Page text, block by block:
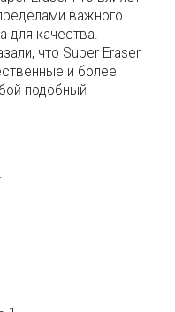
важного
для качества.
что Super Eraser
и более
подобный